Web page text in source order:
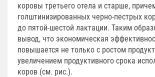
коровы третьего отела и старше,
голштинизированных черно-пестрых
до пятой-шестой лактации. Таким
вывод, что экономическая
повышается не только с ростом
увеличением продуктивного срока
коров (см. рис.).